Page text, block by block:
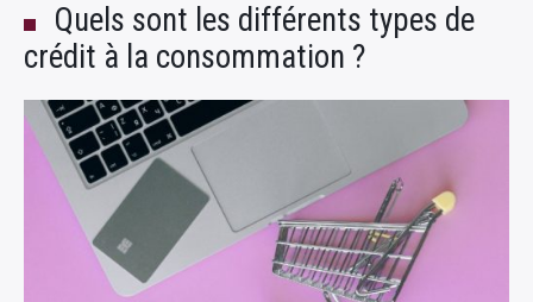
Quels sont les différents types de
crédit à la consommation ?